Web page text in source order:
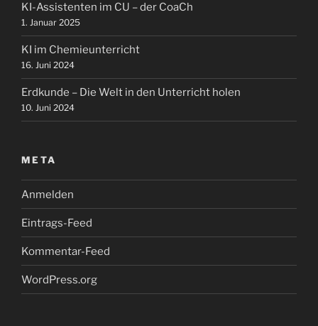
KI-Assistenten im CU – der CoaCh
1. Januar 2025
KI im Chemieunterricht
16. Juni 2024
Erdkunde – Die Welt in den Unterricht holen
10. Juni 2024
META
Anmelden
Eintrags-Feed
Kommentar-Feed
WordPress.org